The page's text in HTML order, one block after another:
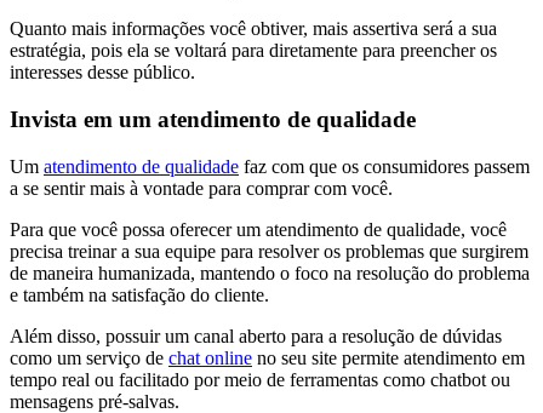
Quanto mais informações você obtiver, mais assertiva será a sua
estratégia, pois ela se voltará para diretamente para preencher os
interesses desse público.
Invista em um atendimento de qualidade
Um atendimento de qualidade faz com que os consumidores passem
a se sentir mais à vontade para comprar com você.
Para que você possa oferecer um atendimento de qualidade, você
precisa treinar a sua equipe para resolver os problemas que surgirem
de maneira humanizada, mantendo o foco na resolução do problema
e também na satisfação do cliente.
Além disso, possuir um canal aberto para a resolução de dúvidas
como um serviço de chat online no seu site permite atendimento em
tempo real ou facilitado por meio de ferramentas como chatbot ou
mensagens pré-salvas.